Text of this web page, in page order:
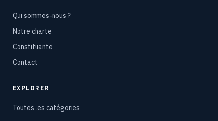
Qui sommes-nous ?
Notre charte
Constituante
Contact
EXPLORER
Toutes les catégories